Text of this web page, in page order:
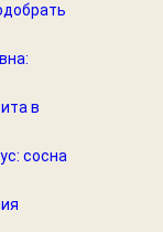
в
сосна